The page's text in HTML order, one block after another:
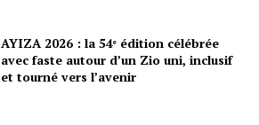
AYIZA 2026 : la 54ᵉ édition célébrée
avec faste autour d’un Zio uni, inclusif
et tourné vers l’avenir